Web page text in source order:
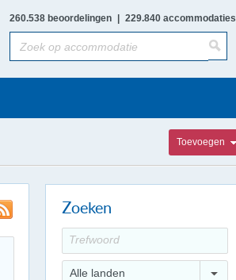
260.538 beoordelingen 229.840 accommodaties
Toevoegen
Zoeken
Alle landen